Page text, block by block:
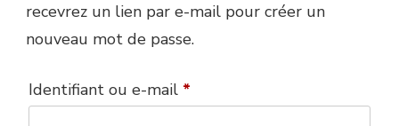
recevrez un lien par e-mail pour créer un
nouveau mot de passe.
Identifiant ou e-mail *